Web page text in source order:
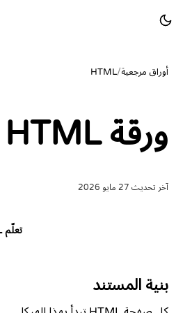
أوراق مرجعية/
HTML
ورقة HTML المرجعية
آخر تحديث 27 مايو 2026
تعلّم HTML مجانًا
بنية المستند